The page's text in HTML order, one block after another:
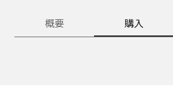
概要 購入